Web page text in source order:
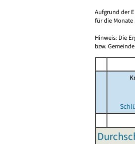
Aufgrund der
für die Monate
Hinweis: Die
bzw.